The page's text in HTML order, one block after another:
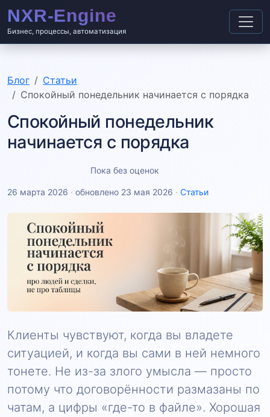
Бизнес, процессы, автоматизация
Блог
Статьи
Спокойный понедельник начинается с порядка
Спокойный понедельник
начинается с порядка
Пока без оценок
26 марта 2026 · обновлено 23 мая 2026 · Статьи
Клиенты чувствуют, когда вы владете
ситуацией, и когда вы сами в ней немного
тонете. Не из-за злого умысла — просто
потому что договорённости размазаны по
чатам, а цифры «где-то в файле». Хорошая